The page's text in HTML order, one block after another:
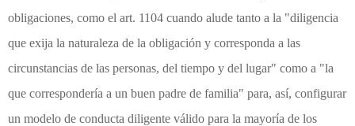
obligaciones, como el art. 1104 cuando alude tanto a la "diligencia
que exija la naturaleza de la obligación y corresponda a las
circunstancias de las personas, del tiempo y del lugar" como a "la
que correspondería a un buen padre de familia" para, así, configurar
un modelo de conducta diligente válido para la mayoría de los